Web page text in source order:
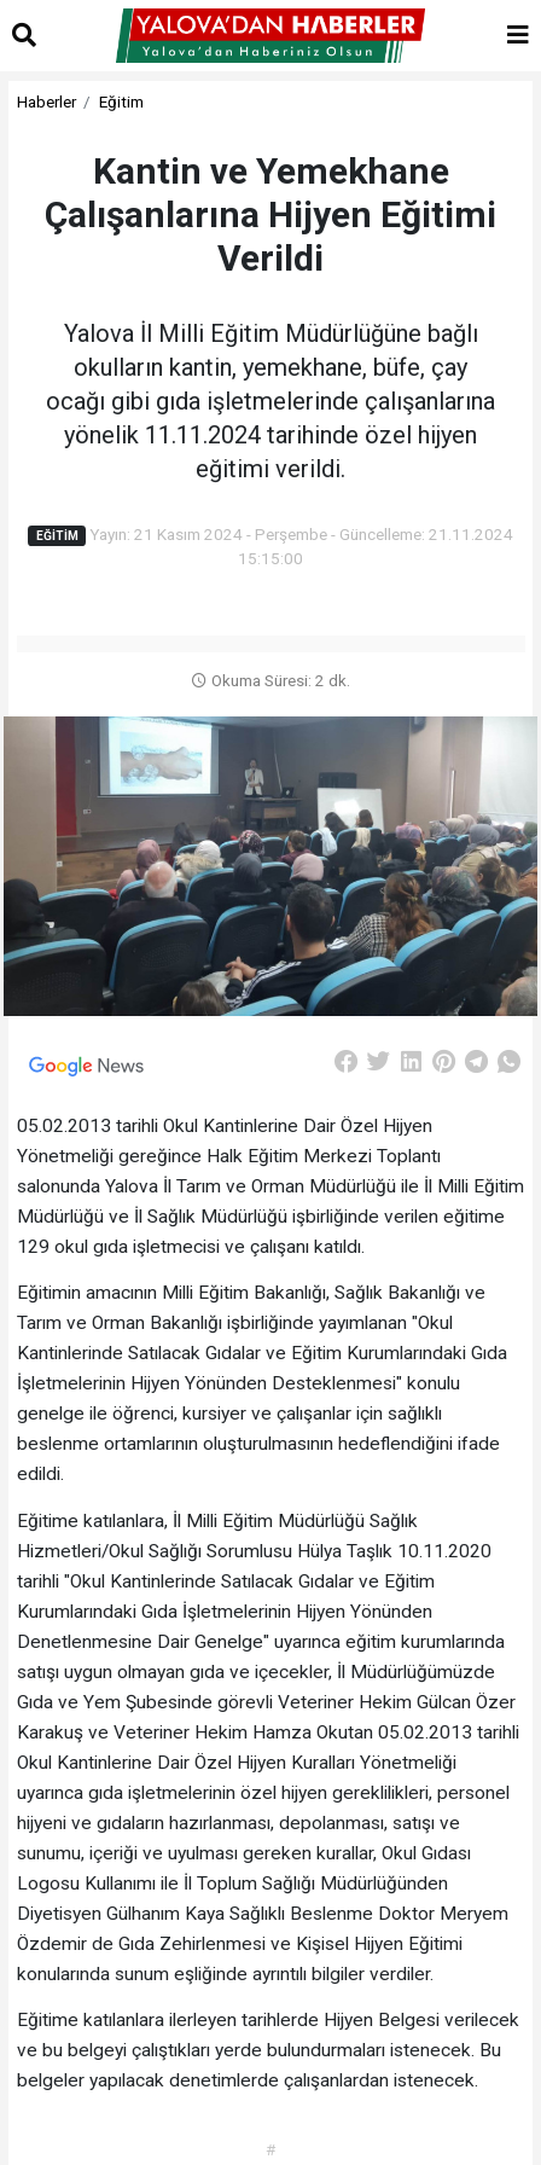
Haberler Eğitim
Kantin ve Yemekhane
Çalışanlarına Hijyen Eğitimi
Verildi
Yalova İl Milli Eğitim Müdürlüğüne bağlı
okulların kantin, yemekhane, büfe, çay
ocağı gibi gıda işletmelerinde çalışanlarına
yönelik 11.11.2024 tarihinde özel hijyen
eğitimi verildi.
EĞITIM
Yayın: 21 Kasım 2024 - Perşembe - Güncelleme: 21.11.2024
15:15:00
Okuma Süresi: 2 dk.
05.02.2013 tarihli Okul Kantinlerine Dair Özel Hijyen
Yönetmeliği gereğince Halk Eğitim Merkezi Toplantı
salonunda Yalova İl Tarım ve Orman Müdürlüğü ile İl Milli Eğitim
Müdürlüğü ve İl Sağlık Müdürlüğü işbirliğinde verilen eğitime
129 okul gıda işletmecisi ve çalışanı katıldı.
Eğitimin amacının Milli Eğitim Bakanlığı, Sağlık Bakanlığı ve
Tarım ve Orman Bakanlığı işbirliğinde yayımlanan "Okul
Kantinlerinde Satılacak Gıdalar ve Eğitim Kurumlarındaki Gıda
İşletmelerinin Hijyen Yönünden Desteklenmesi" konulu
genelge ile öğrenci, kursiyer ve çalışanlar için sağlıklı
beslenme ortamlarının oluşturulmasının hedeflendiğini ifade
edildi.
Eğitime katılanlara, İl Milli Eğitim Müdürlüğü Sağlık
Hizmetleri/Okul Sağlığı Sorumlusu Hülya Taşlık 10.11.2020
tarihli "Okul Kantinlerinde Satılacak Gıdalar ve Eğitim
Kurumlarındaki Gıda İşletmelerinin Hijyen Yönünden
Denetlenmesine Dair Genelge" uyarınca eğitim kurumlarında
satışı uygun olmayan gıda ve içecekler, İl Müdürlüğümüzde
Gıda ve Yem Şubesinde görevli Veteriner Hekim Gülcan Özer
Karakuş ve Veteriner Hekim Hamza Okutan 05.02.2013 tarihli
Okul Kantinlerine Dair Özel Hijyen Kuralları Yönetmeliği
uyarınca gıda işletmelerinin özel hijyen gereklilikleri, personel
hijyeni ve gıdaların hazırlanması, depolanması, satışı ve
sunumu, içeriği ve uyulması gereken kurallar, Okul Gıdası
Logosu Kullanımı ile İl Toplum Sağlığı Müdürlüğünden
Diyetisyen Gülhanım Kaya Sağlıklı Beslenme Doktor Meryem
Özdemir de Gıda Zehirlenmesi ve Kişisel Hijyen Eğitimi
konularında sunum eşliğinde ayrıntılı bilgiler verdiler.
Eğitime katılanlara ilerleyen tarihlerde Hijyen Belgesi verilecek
ve bu belgeyi çalıştıkları yerde bulundurmaları istenecek. Bu
belgeler yapılacak denetimlerde çalışanlardan istenecek.
#